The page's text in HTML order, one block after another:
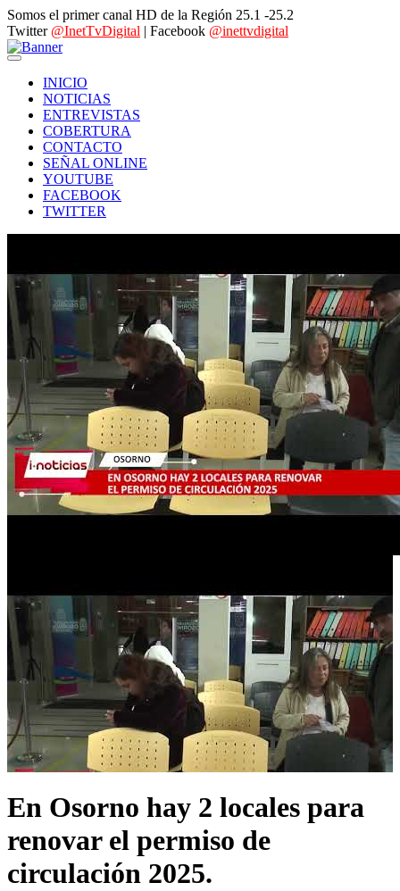
Somos el primer canal HD de la Región 25.1 -25.2
Twitter @InetTvDigital | Facebook @inettvdigital
INICIO
NOTICIAS
ENTREVISTAS
COBERTURA
CONTACTO
SEÑAL ONLINE
YOUTUBE
FACEBOOK
TWITTER
En Osorno hay 2 locales para
renovar el permiso de
circulación 2025.